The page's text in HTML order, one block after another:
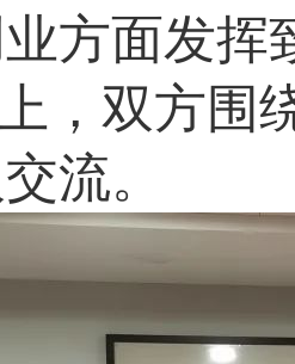
方面发挥
，双方围
流。